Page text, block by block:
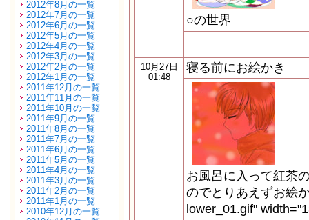
2012年8月の一覧
2012年7月の一覧
2012年6月の一覧
2012年5月の一覧
2012年4月の一覧
2012年3月の一覧
2012年2月の一覧
2012年1月の一覧
2011年12月の一覧
2011年11月の一覧
2011年10月の一覧
2011年9月の一覧
2011年8月の一覧
2011年7月の一覧
2011年6月の一覧
2011年5月の一覧
2011年4月の一覧
2011年3月の一覧
2011年2月の一覧
2011年1月の一覧
2010年12月の一覧
○の世界
10月27日
01:48
寝る前にお絵かき
お風呂に入って紅茶
のでとりあえずお絵
lower_01.gif"